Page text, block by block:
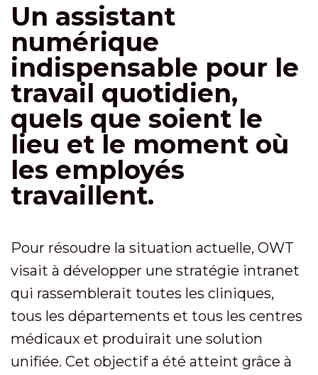
Un assistant
numérique
indispensable pour le
travail quotidien,
quels que soient le
lieu et le moment où
les employés
travaillent.
Pour résoudre la situation actuelle, OWT
visait à développer une stratégie intranet
qui rassemblerait toutes les cliniques,
tous les départements et tous les centres
médicaux et produirait une solution
unifiée. Cet objectif a été atteint grâce à